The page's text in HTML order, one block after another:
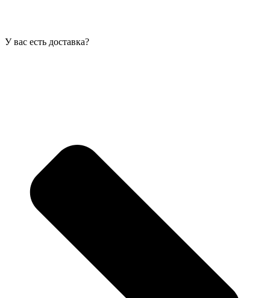
У вас есть доставка?